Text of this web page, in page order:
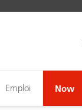
Emploi Now